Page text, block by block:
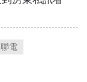
聯電